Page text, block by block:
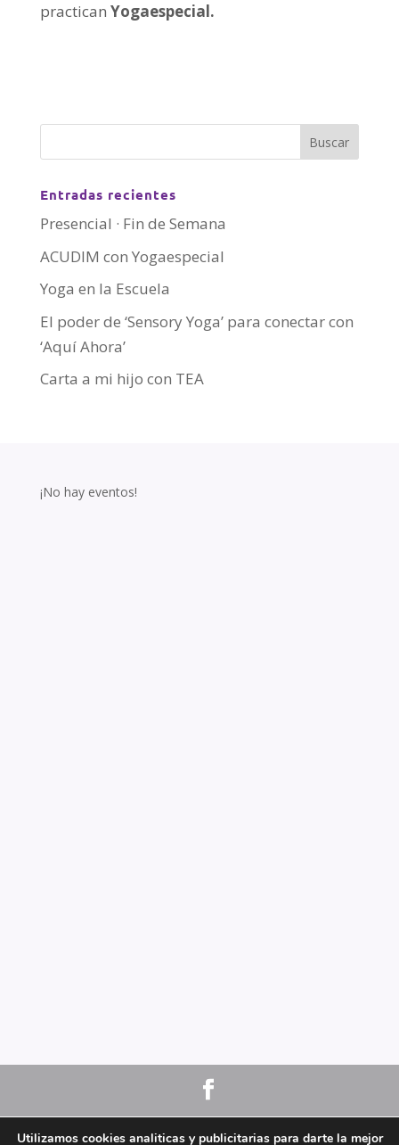
practican Yogaespecial.
Entradas recientes
Presencial · Fin de Semana
ACUDIM con Yogaespecial
Yoga en la Escuela
El poder de ‘Sensory Yoga’ para conectar con
‘Aquí Ahora’
Carta a mi hijo con TEA
¡No hay eventos!
Aviso LegalyPolitica de Privacidad.Politica de
Utilizamos cookies analiticas y publicitarias para darte la mejor